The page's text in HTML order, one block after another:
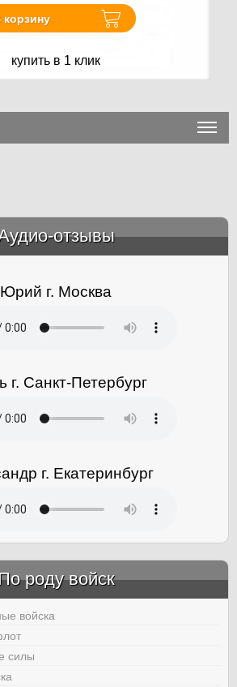
корзину
купить в 1 клик
отзывы
Юрий г. Москва
г. Санкт-Петербург
г. Екатеринбург
роду войск
войска
силы